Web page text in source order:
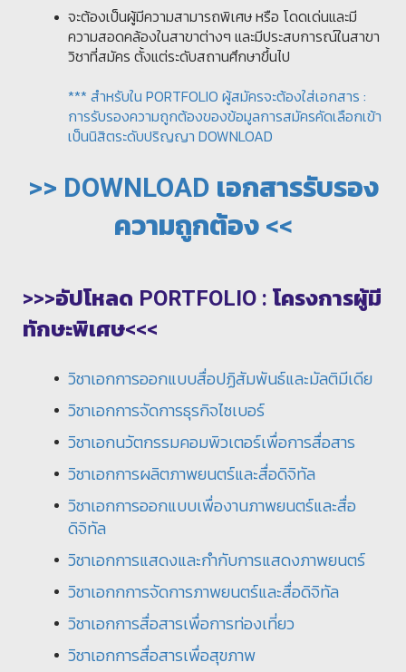
จะต้องเป็นผู้มีความสามารถพิเศษ หรือ โดดเด่นและมี
ความสอดคล้องในสาขาต่างๆ และมีประสบการณ์ในสาขา
วิชาที่สมัคร ตั้งแต่ระดับสถานศึกษาขึ้นไป
*** สำหรับใน PORTFOLIO ผู้สมัครจะต้องใส่เอกสาร :
การรับรองความถูกต้องของข้อมูลการสมัครคัดเลือกเข้า
เป็นนิสิตระดับปริญญา DOWNLOAD
>> DOWNLOAD เอกสารรับรอง
ความถูกต้อง <<
>>>อัปโหลด PORTFOLIO : โครงการผู้มี
ทักษะพิเศษ<<<
วิชาเอกการออกแบบสื่อปฏิสัมพันธ์และมัลติมีเดีย
วิชาเอกการจัดการธุรกิจไซเบอร์
วิชาเอกนวัตกรรมคอมพิวเตอร์เพื่อการสื่อสาร
วิชาเอกการผลิตภาพยนตร์และสื่อดิจิทัล
วิชาเอกการออกแบบเพื่องานภาพยนตร์และสื่อ
ดิจิทัล
วิชาเอกการแสดงและกำกับการแสดงภาพยนตร์
วิชาเอกกการจัดการภาพยนตร์และสื่อดิจิทัล
วิชาเอกการสื่อสารเพื่อการท่องเที่ยว
วิชาเอกการสื่อสารเพื่อสุขภาพ